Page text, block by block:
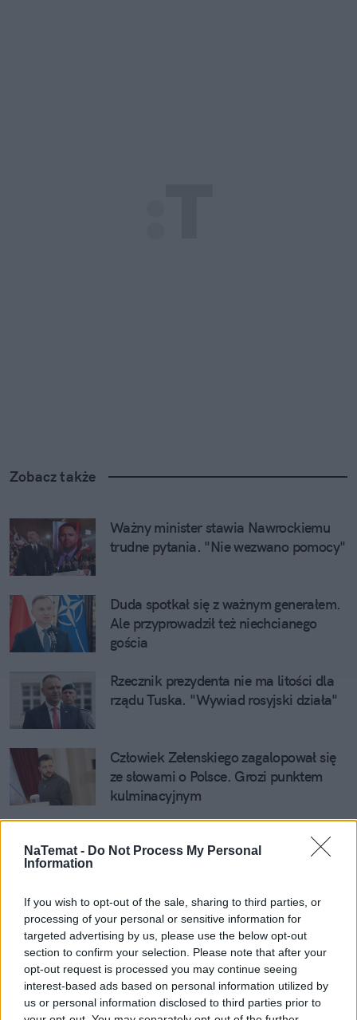
NaTemat - Do Not Process My Personal
Information
If you wish to opt-out of the sale, sharing to third parties, or
processing of your personal or sensitive information for
targeted advertising by us, please use the below opt-out
section to confirm your selection. Please note that after your
opt-out request is processed you may continue seeing
interest-based ads based on personal information utilized by
us or personal information disclosed to third parties prior to
Zobacz także
Ważny minister stawia Nawrockiemu
trudne pytania. "Nie wezwano pomocy"
Duda spotkał się z ważnym generałem.
Ale przyprowadził też niechcianego
gościa
Rzecznik prezydenta nie ma litości dla
rządu Tuska. "Wywiad rosyjski działa"
Człowiek Zełenskiego zagalopował się
ze słowami o Polsce. Grozi punktem
kulminacyjnym
Choć ostatecznie zawarto porozumienie pokojowe
(które, jak zasugerował Trump, najprawdopodobniej
zostało zerwane), Iran ogłosił, że zezwala
przepływać Cieśninę Ormuz tylko
wyznaczonymi przez niego szlakami. Statki,
które wybierały inne "ścieżki", były w ostatnich
dniach ostrzeliwane. I stąd odpowiedź USA: atak na
80 celów.